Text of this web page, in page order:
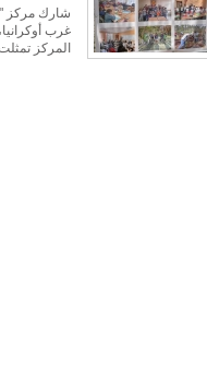
شارك مركز
غرب
المركز